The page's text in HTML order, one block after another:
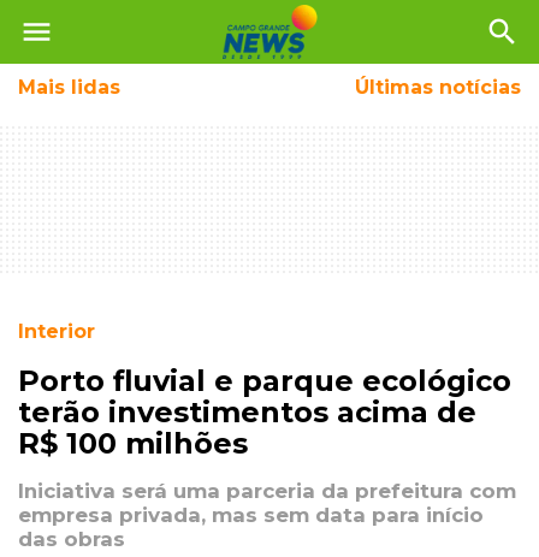
menu search
Mais lidas Últimas notícias
Interior
Porto fluvial e parque ecológico
terão investimentos acima de
R$ 100 milhões
Iniciativa será uma parceria da prefeitura com
empresa privada, mas sem data para início
das obras